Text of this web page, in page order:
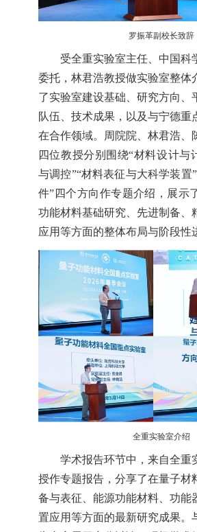
罗振革副校长致辞
受全重实验室主任、中国科
委托，林君浩教授做实验室整体
了实验室建设基础、研究方向、
队伍、技术成果，以及与宁德重
在合作领域。周院院、林君浩、
四位教授分别围绕“材料设计与
与调控”“材料表征与大科学装置
件”四个方向作专题介绍，展示
功能材料基础研究、先进制备、
应用等方面的整体布局与阶段性
全重实验室介绍
学术报告环节中，来自全重
授作专题报告，分享了在量子材
备与表征、能源功能材料、功能
置应用等方面的最新研究成果。